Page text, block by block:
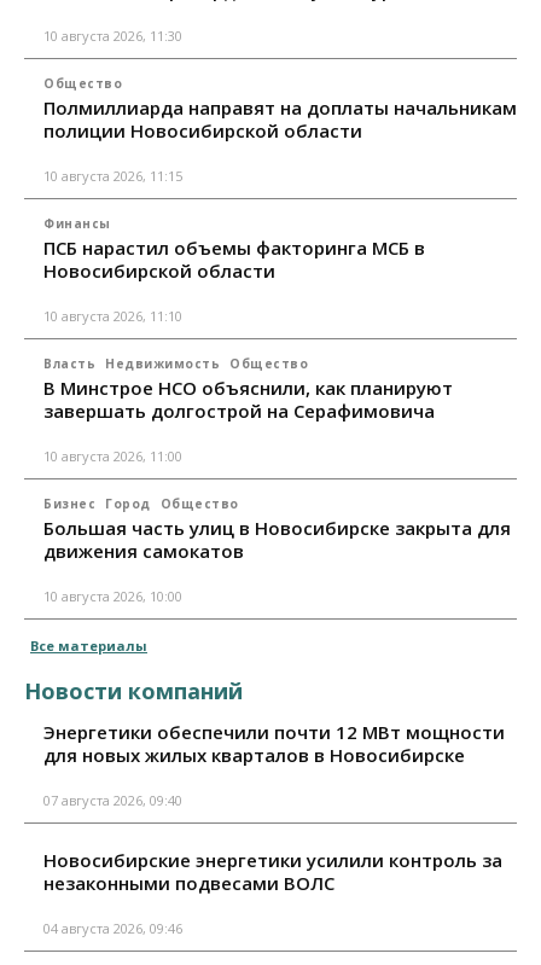
10 августа 2026, 11:30
Общество
Полмиллиарда направят на доплаты начальникам
полиции Новосибирской области
10 августа 2026, 11:15
Финансы
ПСБ нарастил объемы факторинга МСБ в
Новосибирской области
10 августа 2026, 11:10
Власть Недвижимость Общество
В Минстрое НСО объяснили, как планируют
завершать долгострой на Серафимовича
10 августа 2026, 11:00
Бизнес Город Общество
Большая часть улиц в Новосибирске закрыта для
движения самокатов
10 августа 2026, 10:00
Все материалы
Новости компаний
Энергетики обеспечили почти 12 МВт мощности
для новых жилых кварталов в Новосибирске
07 августа 2026, 09:40
Новосибирские энергетики усилили контроль за
незаконными подвесами ВОЛС
04 августа 2026, 09:46